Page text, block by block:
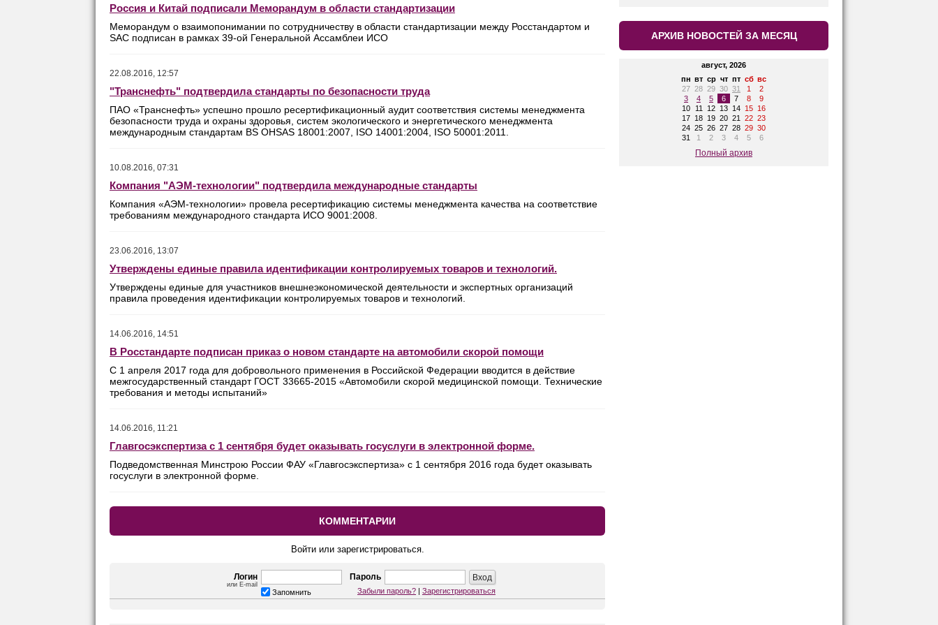
Россия и Китай подписали Меморандум в области стандартизации
Меморандум о взаимопонимании по сотрудничеству в области стандартизации между Росстандартом и
SAC подписан в рамках 39-ой Генеральной Ассамблеи ИСО
22.08.2016, 12:57
"Транснефть" подтвердила стандарты по безопасности труда
ПАО «Транснефть» успешно прошло ресертификационный аудит соответствия системы менеджмента
безопасности труда и охраны здоровья, систем экологического и энергетического менеджмента
международным стандартам BS OHSAS 18001:2007, ISO 14001:2004, ISO 50001:2011.
10.08.2016, 07:31
Компания "АЭМ-технологии" подтвердила международные стандарты
Компания «АЭМ-технологии» провела ресертификацию системы менеджмента качества на соответствие
требованиям международного стандарта ИСО 9001:2008.
23.06.2016, 13:07
Утверждены единые правила идентификации контролируемых товаров и технологий.
Утверждены единые для участников внешнеэкономической деятельности и экспертных организаций
правила проведения идентификации контролируемых товаров и технологий.
14.06.2016, 14:51
В Росстандарте подписан приказ о новом стандарте на автомобили скорой помощи
C 1 апреля 2017 года для добровольного применения в Российской Федерации вводится в действие
межгосударственный стандарт ГОСТ 33665-2015 «Автомобили скорой медицинской помощи. Технические
требования и методы испытаний»
14.06.2016, 11:21
Главгосэкспертиза с 1 сентября будет оказывать госуслуги в электронной форме.
Подведомственная Минстрою России ФАУ «Главгосэкспертиза» с 1 сентября 2016 года будет оказывать
госуслуги в электронной форме.
КОММЕНТАРИИ
Войти или зарегистрироваться.
Логин
или E-mail
Пароль
Запомнить Забыли пароль? | Зарегистрироваться
АРХИВ НОВОСТЕЙ ЗА МЕСЯЦ
август, 2026
пн вт ср чт пт сб вс
27 28 29 30 31 1
2
3
4 5 6 7 8
9
10
11 12 13 14 15 16
17 18 19 20 21 22 23
24 25 26 27 28 29 30
31
1 2 3 4 5 6
Полный архив